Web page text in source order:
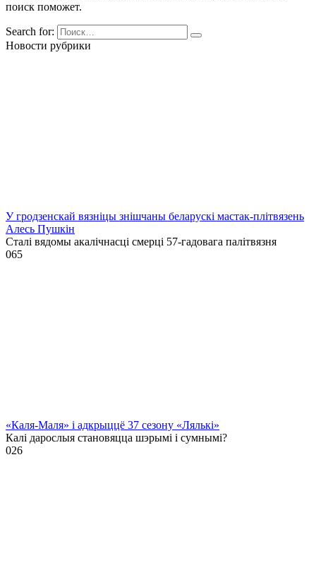
поиск поможет.
Search for:
Новости рубрики
У гродзенскай вязніцы знішчаны беларускі мастак-плітвязень
Алесь Пушкін
Сталі вядомы акалічнасці смерці 57-гадовага палітвязня
065
«Каля-Маля» і адкрыццё 37 сезону «Лялькі»
Калі дарослыя становяцца шэрымі і сумнымі?
026